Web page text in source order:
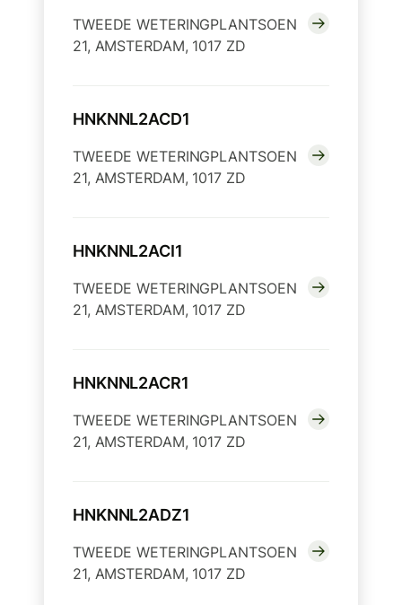
TWEEDE WETERINGPLANTSOEN
21, AMSTERDAM, 1017 ZD
HNKNNL2ACD1
TWEEDE WETERINGPLANTSOEN
21, AMSTERDAM, 1017 ZD
HNKNNL2ACI1
TWEEDE WETERINGPLANTSOEN
21, AMSTERDAM, 1017 ZD
HNKNNL2ACR1
TWEEDE WETERINGPLANTSOEN
21, AMSTERDAM, 1017 ZD
HNKNNL2ADZ1
TWEEDE WETERINGPLANTSOEN
21, AMSTERDAM, 1017 ZD